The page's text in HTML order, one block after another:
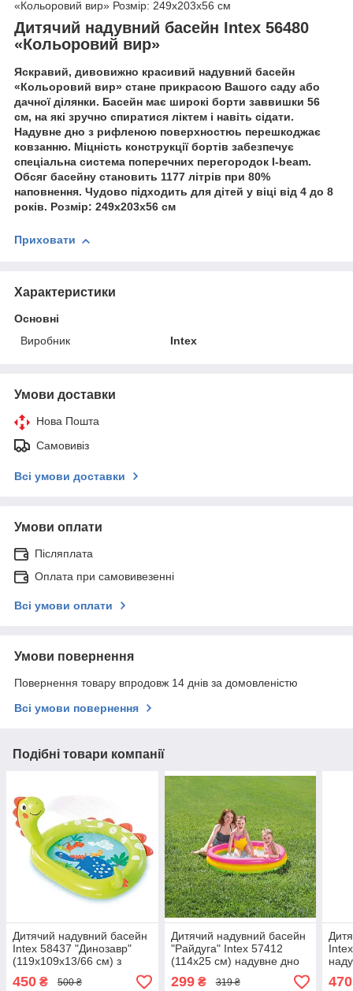
«Кольоровий вир» Розмір: 249х203х56 см
Дитячий надувний басейн Intex 56480
«Кольоровий вир»
Яскравий, дивовижно красивий надувний басейн
«Кольоровий вир» стане прикрасою Вашого саду або
дачної ділянки. Басейн має широкі борти заввишки 56
см, на які зручно спиратися ліктем і навіть сідати.
Надувне дно з рифленою поверхностюь перешкоджає
ковзанню. Міцність конструкції бортів забезпечує
спеціальна система поперечних перегородок I-beam.
Обсяг басейну становить 1177 літрів при 80%
наповнення. Чудово підходить для дітей у віці від 4 до 8
років. Розмір: 249х203х56 см
Приховати
Характеристики
Основні
Виробник
Intex
Умови доставки
Нова Пошта
Самовивіз
Всі умови доставки
Умови оплати
Післяплата
Оплата при самовивезенні
Всі умови оплати
Умови повернення
Повернення товару впродовж 14 днів за домовленістю
Всі умови повернення
Подібні товари компанії
Дитячий надувний басейн
Intex 58437 "Динозавр"
(119х109х13/66 см) з
фонтаном
450 ₴ 500 ₴
Дитячий надувний басейн
"Райдуга" Intex 57412
(114х25 см) надувне дно
299₴ 319 ₴ 470